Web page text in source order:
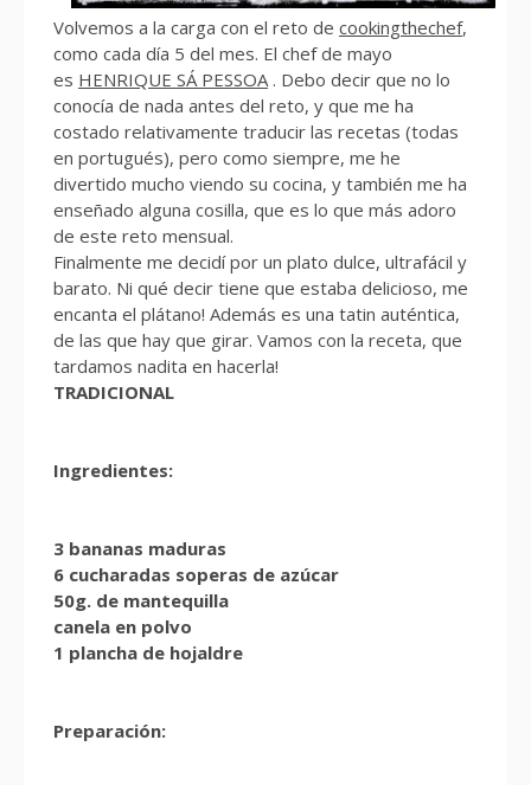
Volvemos a la carga con el reto de cookingthechef,
como cada día 5 del mes. El chef de mayo
es HENRIQUE SÁ PESSOA . Debo decir que no lo
conocía de nada antes del reto, y que me ha
costado relativamente traducir las recetas (todas
en portugués), pero como siempre, me he
divertido mucho viendo su cocina, y también me ha
enseñado alguna cosilla, que es lo que más adoro
de este reto mensual.
Finalmente me decidí por un plato dulce, ultrafácil y
barato. Ni qué decir tiene que estaba delicioso, me
encanta el plátano! Además es una tatin auténtica,
de las que hay que girar. Vamos con la receta, que
tardamos nadita en hacerla!
TRADICIONAL
Ingredientes:
3 bananas maduras
6 cucharadas soperas de azúcar
50g. de mantequilla
canela en polvo
1 plancha de hojaldre
Preparación: